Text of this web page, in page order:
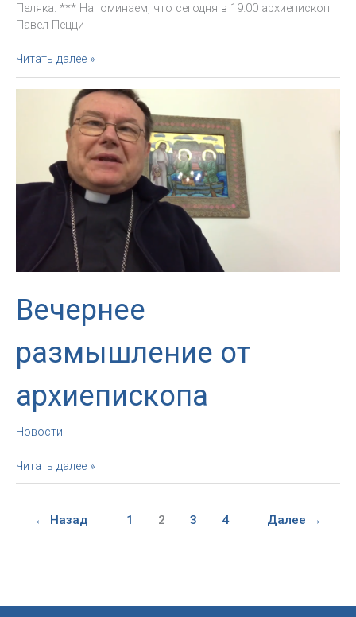
Пеляка. *** Напоминаем, что сегодня в 19.00 архиепископ
Павел Пецци
Начало
Года
Пресвятой
паломничества
Фатимской
Иконы
Божией
«Тобою
приходам
Читать далее »
Вечернее
размышление от
архиепископа
Новости
Вечернее
размышление
архиепископа
Читать далее »
← Назад 1 2 3 4 Далее →